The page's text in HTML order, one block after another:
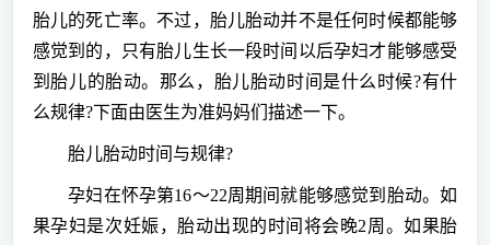
胎儿的死亡率。不过，胎儿胎动并不是任何时候都能够
感觉到的，只有胎儿生长一段时间以后孕妇才能够感受
到胎儿的胎动。那么，胎儿胎动时间是什么时候?有什
么规律?下面由医生为准妈妈们描述一下。
胎儿胎动时间与规律?
孕妇在怀孕第16～22周期间就能够感觉到胎动。如
果孕妇是次妊娠，胎动出现的时间将会晚2周。如果胎